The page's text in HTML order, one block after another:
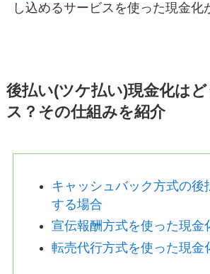
し込めるサービスを使った現金化
後払い(ツケ払い)現金化は
ス？その仕組みを紹介
キャッシュバック方式の後
する場合
宣伝報酬方式を使った現金
転売代行方式を使った現金